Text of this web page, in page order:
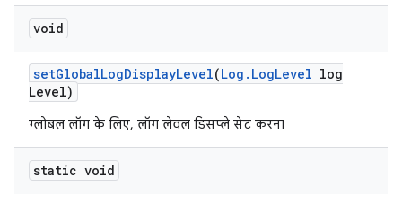
void
setGlobalLogDisplayLevel(Log . LogLevel log
Level)
ग्लोबल लॉग के लिए, लॉग लेवल डिसप्ले सेट करना
static void